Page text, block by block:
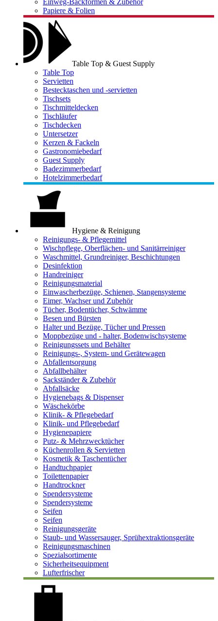
Einweg-Backformen & Zubehör
Papiere & Folien
Table Top & Guest Supply
Table Top
Servietten
Bestecktaschen und -servietten
Tischsets
Tischmitteldecken
Tischläufer
Tischdecken
Untersetzer
Kerzen & Fackeln
Gastronomiebedarf
Guest Supply
Badezimmerbedarf
Hotelzimmerbedarf
Hygiene & Reinigung
Reinigungs- & Pflegemittel
Wischpflege, Oberflächen- und Sanitärreiniger
Waschmittel, Grundreiniger, Beschichtungen
Desinfektion
Handreiniger
Reinigungsmaterial
Einwascherbezüge, Schienen, Stangensysteme
Eimer, Wachser und Zubehör
Tücher, Bodentücher, Schwämme
Besen und Bürsten
Halter und Bezüge, Tücher und Pressen
Moppbezüge und - halter, Bodenwischsysteme
Reinigungssets und Behälter
Reinigungs-, System- und Gerätewagen
Abfallentsorgung
Abfallbehälter
Sackständer & Zubehör
Abfallsäcke
Hygienebags & Dispenser
Wäschekörbe
Klinik- & Pflegebedarf
Klinik- und Pflegebedarf
Hygienepapiere
Putz- & Mehrzwecktücher
Küchenrollen & Servietten
Kosmetik & Taschentücher
Handtuchpapier
Toilettenpapier
Handtrockner
Spendersysteme
Spendersysteme
Seifen
Seifen
Reinigungsgeräte
Staub- und Wassersauger, Sprühextraktionsgeräte
Reinigungsmaschinen
Spezialsortimente
Sicherheitsequipment
Lufterfrischer